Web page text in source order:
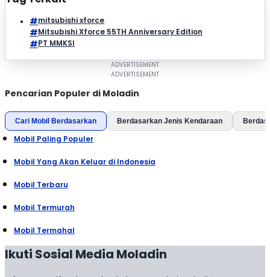
mitsubishi xforce
Mitsubishi Xforce 55TH Anniversary Edition
PT MMKSI
Pencarian Populer di Moladin
Cari Mobil Berdasarkan Berdasarkan Jenis Kendaraan
Mobil Paling Populer
Mobil Yang Akan Keluar di Indonesia
Mobil Terbaru
Mobil Termurah
Mobil Termahal
Ikuti Sosial Media Moladin